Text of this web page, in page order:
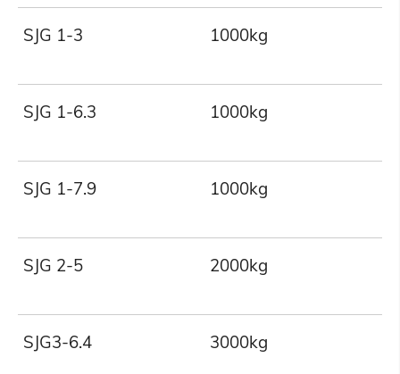
SJG 1-3 1000kg
SJG 1-6.3 1000kg
SJG 1-7.9 1000kg
SJG 2-5 2000kg
SJG3-6.4 3000kg